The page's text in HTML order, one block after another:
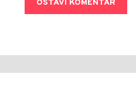
OSTAVI KOMENTAR